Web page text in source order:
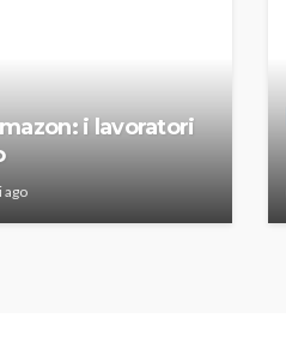
i lavoratori
ago